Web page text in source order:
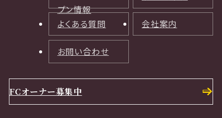
プン情報
よくある質問 会社案内
お問い合わせ
FCオーナー募集中